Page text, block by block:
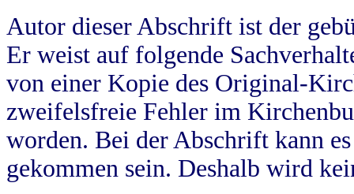
Autor dieser Abschrift ist der
Er weist auf folgende
von einer Kopie des Original-
zweifelsfreie Fehler im
worden. Bei der Abschrift kann
gekommen sein. Deshalb wird